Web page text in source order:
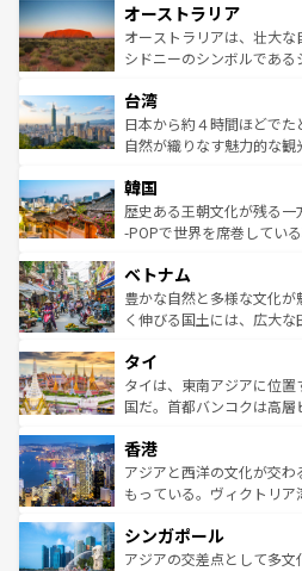
部のニューオーリンズでは
文化が魅力。旅行者はアメ
しみながら、その多様性
ならではの贅沢な旅のスタイルだ。 なお、新
情報はコンテンツ一覧を参
ワイ島は見逃せない。また
島だが、静かな自然を求め
おすすめ。エメラルドグ
れるおもてなしの心で訪れ
人々、おいしいローカル
ク、伝統的なフラダンス
ワイを、存分に味わってほしい。 なお、新着の
はコンテンツ一覧を参照し
オーストラリア
オーストラリアは、壮大な
シドニーのシンボルであ
リアリーフや大陸中央部に
ク）、タスマニアの美し
ど、見どころがたくさん
いる。アクティビティも充
ビング、ハイキングなど
い。オーストラリアの多
参照してほしい。
台湾
日本から約４時間ほどで
自然が織りなす魅力的な
ン）、静ひつな山岳地帯で
と山間の静けさが共存し
驚きをもたらしてくれる
容にもいいと評判のスイー
が味わえる。 なお、
照してほしい。
韓国
歴史ある王朝文化が残る
-POPで世界を席巻してい
き、地方に足を延ばせば四
できる。そして、キムチ
まで、さまざまな韓国料
リティに包まれながら、韓
わってみて
覧を参照してほしい。
ベトナム
豊かな自然と多様な文化
く伸びる国土には、広大
急速な発展と共に伝統が息
ーチミン市のフランス統治
醸し出している。また、
とつ。フォーやバインミー
ひ現地で味わいたい。ど
が旅行者を迎えてくれる
参照してほしい。
タイ
タイは、東南アジアに位置
国だ。首都バンコクは高
の活気が交差している。北
帯で自然と触れ合い、南
いビーチでリゾート気分
激する。気候は一年中温暖
が待っている。親しみや
香港
アジアと西洋の文化が交
もっている。ヴィクトリ
み、どこを訪れても感動す
ており、効率よく見どこ
シンガポール
アジアの交差点として多